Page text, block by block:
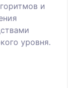
и
уровня.